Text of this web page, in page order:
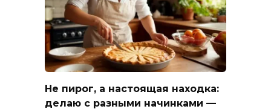
Не пирог, а настоящая находка:
делаю с разными начинками —